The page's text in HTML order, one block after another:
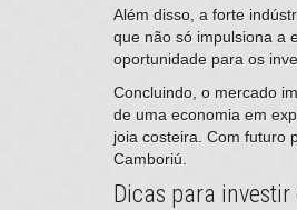
Além disso, a forte
que não só impulsiona a
oportunidade para os
Concluindo, o mercado
de uma economia em
joia costeira. Com futuro
Camboriú.
Dicas para